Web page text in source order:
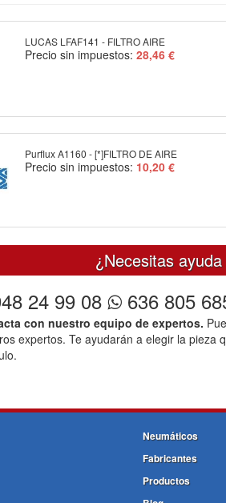
LUCAS LFAF141 - FILTRO AIRE
Precio sin impuestos:28,46 €
Purflux A1160 - [*]FILTRO DE AIRE
Precio sin impuestos: 10,20 €
¿Necesitas
24 99 08 636 805
con nuestro equipo de expertos.
expertos. Te ayudarán a elegir la pieza
Neumáticos
Fabricantes
Productos